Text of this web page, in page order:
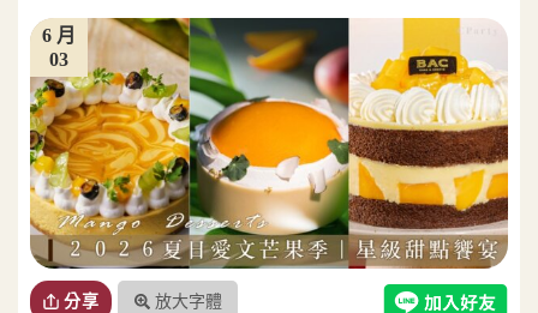
03
6 月
分享 放大字體